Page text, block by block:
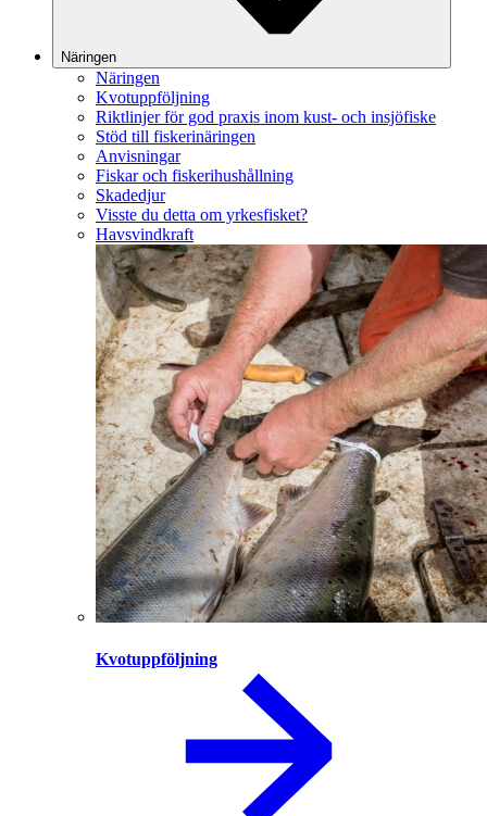
Näringen
Näringen
Kvotuppföljning
Riktlinjer för god praxis inom kust- och insjöfiske
Stöd till fiskerinäringen
Anvisningar
Fiskar och fiskerihushållning
Skadedjur
Visste du detta om yrkesfisket?
Havsvindkraft
Kvotuppföljning